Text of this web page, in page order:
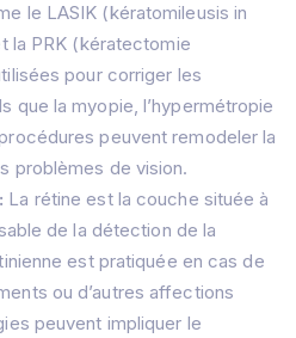
le LASIK (kératomileusis in
la PRK (kératectomie
pour corriger les
que la myopie, l’hypermétropie
peuvent remodeler la
problèmes de vision.
La rétine est la couche située à
de la détection de la
est pratiquée en cas de
ou d’autres affections
peuvent impliquer le